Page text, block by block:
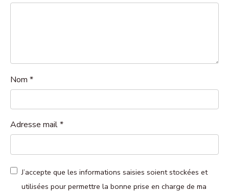
Nom *
Adresse mail*
J’accepte que les informations saisies soient stockées et
utilisées pour permettre la bonne prise en charge de ma